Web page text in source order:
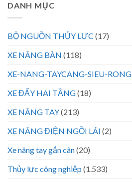
DANH MỤC
BỘ NGUỒN THỦY LỰC (17)
XE NÂNG BÀN (118)
XE-NANG-TAYCANG-SIEU-RONG
XE ĐẨY HAI TẦNG(18)
XE NÂNG TAY(213)
XE NÂNG ĐIỆN NGỒI LÁI (2)
Xe nâng tay gắn cân(20)
Thủy lực công nghiệp (1.533)